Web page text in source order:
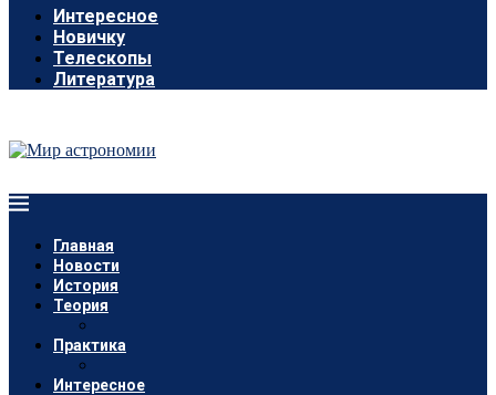
Интересное
Новичку
Телескопы
Литература
Главная
Новости
История
Теория
Практика
Интересное